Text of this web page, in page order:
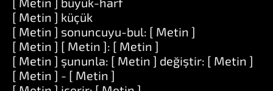
[ Metin ] küçük
[ Metin ] sonuncuyu-bul: [ Metin ]
[ Metin ] [ Metin ]: [ Metin ]
[ Metin ] şununla: [ Metin ] değiştir: [ Metin ]
[ Metin ] - [ Metin ]